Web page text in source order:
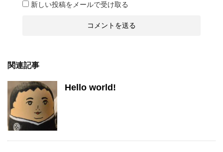
新しい投稿をメールで受け取る
関連記事
Hello world!